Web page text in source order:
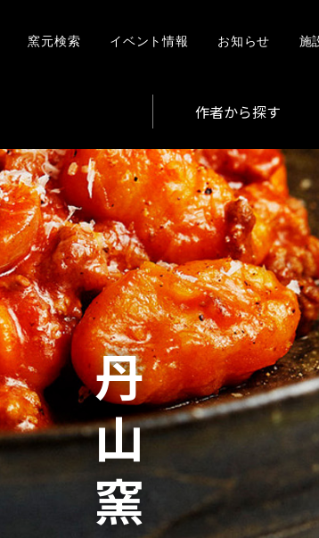
窯元検索 イベント情報 お知らせ 施
作者から探す
丹山窯